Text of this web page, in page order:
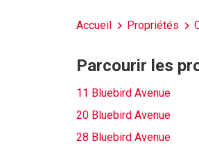
Accueil Propriétés
Parcourir les
11 Bluebird Avenue
20 Bluebird Avenue
28 Bluebird Avenue